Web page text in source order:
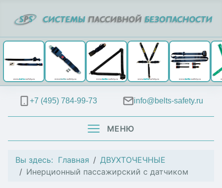
+7 (495) 784-99-73 info@belts-safety.ru
МЕНЮ
Вы здесь: Главная
ДВУХТОЧЕЧНЫЕ
Инерционный пассажирский с датчиком